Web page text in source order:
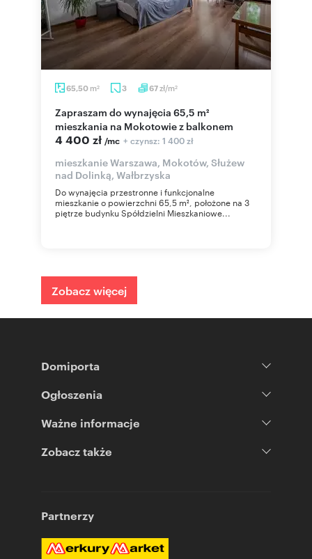
65,50 m2 3 67zł/m2
Zapraszam do wynajęcia 65,5 m²
mieszkania na Mokotowie z balkonem
4 400 zł /mc + czynsz: 1 400 zł
mieszkanie Warszawa, Mokotów, Służew
nad Dolinką, Wałbrzyska
Do wynajęcia przestronne i funkcjonalne
mieszkanie o powierzchni 65,5 m², położone na 3
piętrze budynku Spółdzielni Mieszkaniowe...
Zobacz więcej
Domiporta
Ogłoszenia
Ważne informacje
Zobacz także
Partnerzy